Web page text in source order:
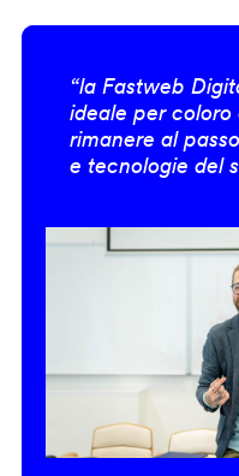
“la Fastweb
ideale per
rimanere al
e tecnologie del